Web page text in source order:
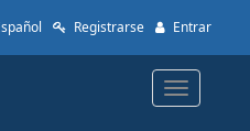
Registrarse Entrar
Toggle